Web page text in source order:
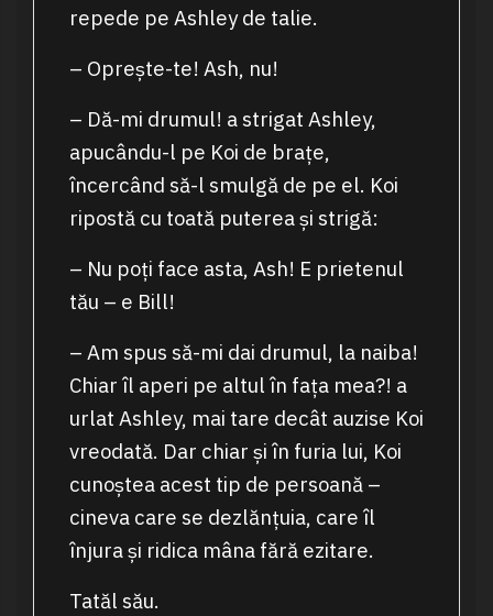
repede pe Ashley de talie.
– Oprește-te! Ash, nu!
– Dă-mi drumul! a strigat Ashley,
apucându-l pe Koi de brațe,
încercând să-l smulgă de pe el. Koi
ripostă cu toată puterea și strigă:
– Nu poți face asta, Ash! E prietenul
tău – e Bill!
– Am spus să-mi dai drumul, la naiba!
Chiar îl aperi pe altul în fața mea?! a
urlat Ashley, mai tare decât auzise Koi
vreodată. Dar chiar și în furia lui, Koi
cunoștea acest tip de persoană –
cineva care se dezlănțuia, care îl
înjura și ridica mâna fără ezitare.
Tatăl său.